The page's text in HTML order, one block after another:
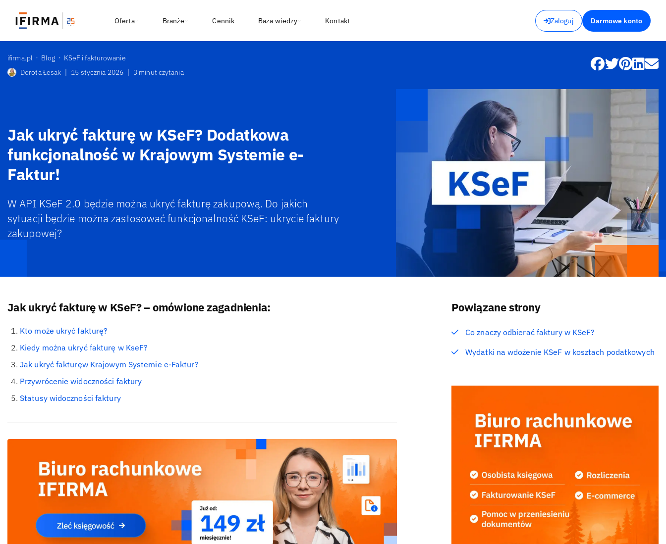
Zaloguj Darmowe konto
Oferta Branże Cennik Baza wiedzy Kontakt
ifirma.pl Blog
KSeF i fakturowanie
Dorota Łesak | 15 stycznia 2026 | 3 minut czytania
Jak ukryć fakturę w KSeF? Dodatkowa
funkcjonalność w Krajowym Systemie e-
Faktur!
W API KSeF 2.0 będzie można ukryć fakturę zakupową. Do jakich
sytuacji będzie można zastosować funkcjonalność KSeF: ukrycie faktury
zakupowej?
Jak ukryć fakturę w KSeF? – omówione zagadnienia:
Kto może ukryć fakturę?
Kiedy można ukryć fakturę w KseF?
Jak ukryć fakturęw Krajowym Systemie e-Faktur?
Przywrócenie widoczności faktury
Statusy widoczności faktury
Powiązane strony
Co znaczy odbierać faktury w KSeF?
Wydatki na wdożenie KSeF w kosztach podatkowych